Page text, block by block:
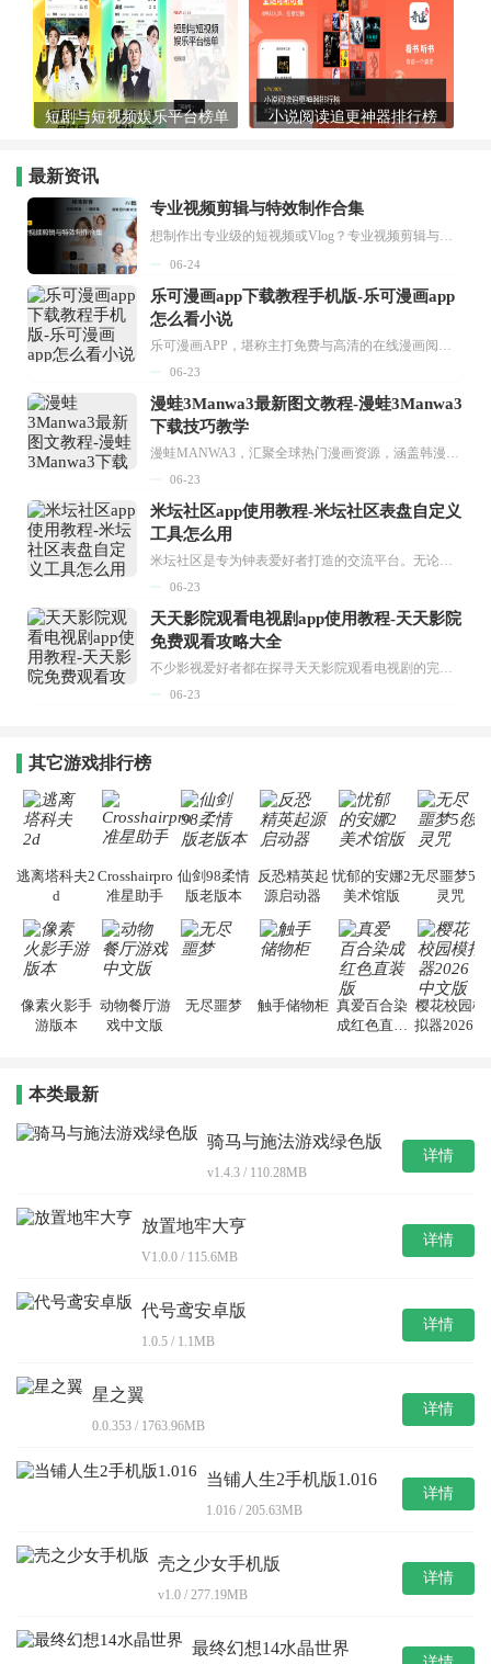
短剧与短视频娱乐平台榜单 小说阅读追更神器排行榜
最新资讯
专业视频剪辑与特效制作合集
想制作出专业级的短视频或Vlog？专业视频剪辑与特效制作大全专题为你提供了从剪辑、抠像到特效包装的全套解决方案。无论是添加炫酷的片头、进行精准的视频抠图，还是制...
06-24
乐可漫画app下载教程手机版-乐可漫画app
怎么看小说
乐可漫画APP，堪称主打免费与高清的在线漫画阅读神器。其官方版提供海量完整版漫画资源，无论是国内漫画，还是日漫、韩漫、台漫、美漫等国外漫画，应有尽有，随时供你阅读。只需轻点一下，便能直接进入阅读界面。不仅如此，乐可漫画最新版本更新速度极快，在这里，你总能抢先看到全网一手漫画章节内容！...
06-23
漫蛙3Manwa3最新图文教程-漫蛙3Manwa3
下载技巧教学
漫蛙MANWA3，汇聚全球热门漫画资源，涵盖韩漫、欧美漫画、国漫等多种类型，题材丰富多样，全方位满足用户阅读喜好。它不仅是阅读平台，更是创作平台，为广大用户打造零门槛创作环境。...
06-23
米坛社区app使用教程-米坛社区表盘自定义
工具怎么用
米坛社区是专为钟表爱好者打造的交流平台。无论你是初涉钟表领域的普通爱好者，还是拥有多年收藏经验的资深玩家，都能在此找到属于自己的天地。 无需注册，就能轻松参与其中。通过专业的讨论论坛与丰富的交互功能，你可与世界各地的钟表爱好者畅快交流。若你钟情于钟表，米坛社区无疑是值得一试的理想之选。在这里，你能获取最新的手表资讯，交流见解，提升鉴赏品味，让每一块手表都成为收藏故事中重要的一部分。感兴趣的朋友，不要错过下载机会。...
06-23
天天影院观看电视剧app使用教程-天天影院
免费观看攻略大全
不少影视爱好者都在探寻天天影院观看电视剧的完整方法，结合最新平台使用规则，本篇新手入门攻略全面讲解观看渠道、检索流程、播放设置以及画面模式调整等实用内容。全文适配手机、电脑等主流设备，步骤简洁易懂，无论是初次使用的新手，还是想要优化观影体验的用户，都能参照内容快速上手，熟练掌握平台各项操作技巧，轻松畅享影视内容。...
06-23
其它游戏排行榜
逃离塔科夫2
d
Crosshairpro
准星助手
仙剑98柔情
版老版本
反恐精英起
源启动器
忧郁的安娜2
美术馆版
无尽噩梦5怨
灵咒
像素火影手
游版本
动物餐厅游
戏中文版
无尽噩梦 触手储物柜 真爱百合染
成红色直装
樱花校园模
拟器2026中
本类最新
骑马与施法游戏绿色版
v1.4.3 / 110.28MB
详情
放置地牢大亨
V1.0.0 / 115.6MB
详情
代号鸢安卓版
1.0.5 / 1.1MB
详情
星之翼
0.0.353 / 1763.96MB
详情
当铺人生2手机版1.016
1.016 / 205.63MB
详情
壳之少女手机版
v1.0 / 277.19MB
详情
最终幻想14水晶世界